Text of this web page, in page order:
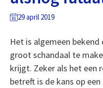
29 april 2019
Het is algemeen
groot schandaal te
krijgt. Zeker als het een
betreft is de kans op